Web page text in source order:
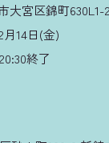
大宮区錦町630L1-
14日(金)
終了